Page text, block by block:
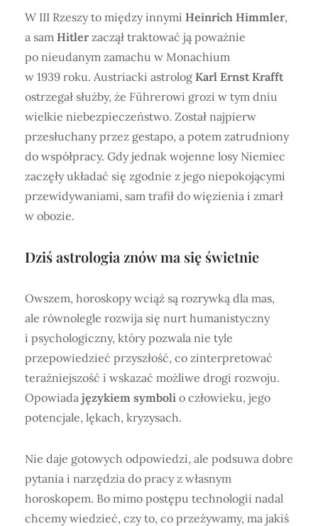
W III Rzeszy to między innymi Heinrich Himmler,
a sam Hitler zaczął traktować ją poważnie
po nieudanym zamachu w Monachium
w 1939 roku. Austriacki astrolog Karl Ernst Krafft
ostrzegał służby, że Führerowi grozi w tym dniu
wielkie niebezpieczeństwo. Został najpierw
przesłuchany przez gestapo, a potem zatrudniony
do współpracy. Gdy jednak wojenne losy Niemiec
zaczęły układać się zgodnie z jego niepokojącymi
przewidywaniami, sam trafił do więzienia i zmarł
w obozie.
Dziś astrologia znów ma się świetnie
Owszem, horoskopy wciąż są rozrywką dla mas,
ale równolegle rozwija się nurt humanistyczny
i psychologiczny, który pozwala nie tyle
przepowiedzieć przyszłość, co zinterpretować
teraźniejszość i wskazać możliwe drogi rozwoju.
Opowiada językiem symboli o człowieku, jego
potencjale, lękach, kryzysach.
Nie daje gotowych odpowiedzi, ale podsuwa dobre
pytania i narzędzia do pracy z własnym
horoskopem. Bo mimo postępu technologii nadal
chcemy wiedzieć, czy to, co przeżywamy, ma jakiś